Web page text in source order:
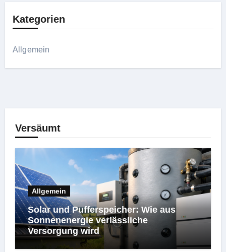
Kategorien
Allgemein
Versäumt
Allgemein
Solar und Pufferspeicher: Wie aus
Sonnenenergie verlässliche
Versorgung wird